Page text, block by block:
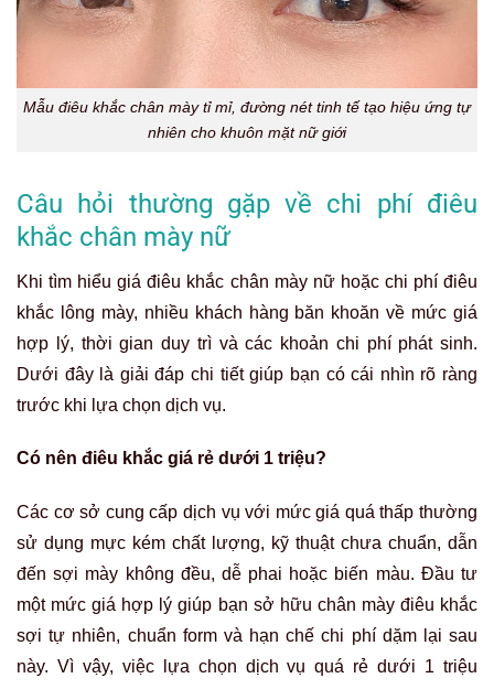
Mẫu điêu khắc chân mày tỉ mỉ, đường nét tinh tế tạo hiệu ứng tự
nhiên cho khuôn mặt nữ giới
Câu hỏi thường gặp về chi phí điêu
khắc chân mày nữ
Khi tìm hiểu giá điêu khắc chân mày nữ hoặc chi phí điêu
khắc lông mày, nhiều khách hàng băn khoăn về mức giá
hợp lý, thời gian duy trì và các khoản chi phí phát sinh.
Dưới đây là giải đáp chi tiết giúp bạn có cái nhìn rõ ràng
trước khi lựa chọn dịch vụ.
Có nên điêu khắc giá rẻ dưới 1 triệu?
Các cơ sở cung cấp dịch vụ với mức giá quá thấp thường
sử dụng mực kém chất lượng, kỹ thuật chưa chuẩn, dẫn
đến sợi mày không đều, dễ phai hoặc biến màu. Đầu tư
một mức giá hợp lý giúp bạn sở hữu chân mày điêu khắc
sợi tự nhiên, chuẩn form và hạn chế chi phí dặm lại sau
này. Vì vậy, việc lựa chọn dịch vụ quá rẻ dưới 1 triệu